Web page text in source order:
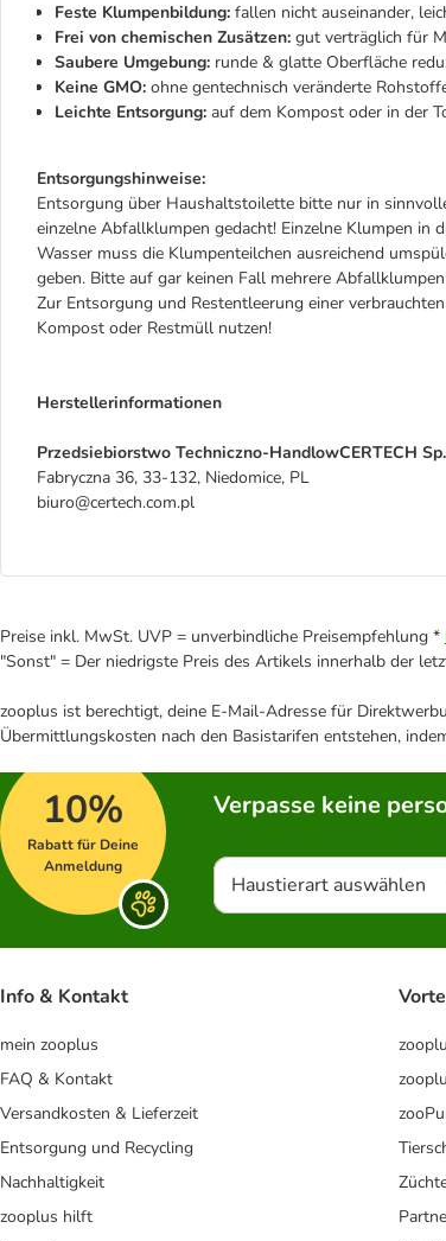
Feste Klumpenbildung: fallen nicht auseinander,
Frei von chemischen Zusätzen: gut verträglich für
Saubere Umgebung: runde & glatte Oberfläche
Keine GMO: ohne gentechnisch veränderte
Leichte Entsorgung: auf dem Kompost oder in der
Entsorgungshinweise:
Entsorgung über Haushaltstoilette bitte nur in
einzelne Abfallklumpen gedacht! Einzelne Klumpen in
Wasser muss die Klumpenteilchen ausreichend
geben. Bitte auf gar keinen Fall mehrere
Zur Entsorgung und Restentleerung einer
Kompost oder Restmüll nutzen!
Herstellerinformationen
Przedsiebiorstwo Techniczno-HandlowCERTECH
Fabryczna 36, 33-132, Niedomice, PL
biuro@certech.com.pl
Preise inkl. MwSt. UVP = unverbindliche Preisempfehlung *
"Sonst" = Der niedrigste Preis des Artikels innerhalb der
zooplus ist berechtigt, deine E-Mail-Adresse für
Übermittlungskosten nach den Basistarifen entstehen,
10%
Rabatt für Deine
Anmeldung
Verpasse keine
Haustierart auswählen
Info & Kontakt
mein zooplus
FAQ & Kontakt
Versandkosten & Lieferzeit
Entsorgung und Recycling
Nachhaltigkeit
zooplus hilft